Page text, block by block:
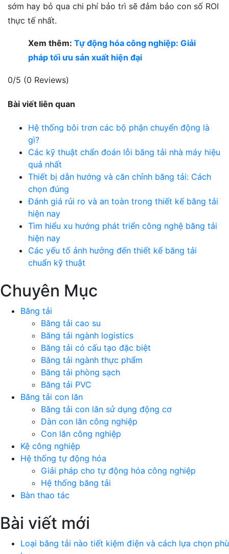
sớm hay bỏ qua chi phí bảo trì sẽ đảm bảo con số ROI
thực tế nhất.
Xem thêm: Tự động hóa công nghiệp: Giải
pháp tối ưu sản xuất hiện đại
0/5 (0 Reviews)
Bài viết liên quan
Hệ thống bôi trơn các bộ phận chuyển động là
gì?
Các kỹ thuật chẩn đoán lỗi băng tải nhà máy hiệu
quả nhất
Thiết bị dẫn hướng và căn chỉnh băng tải: Cách
chọn đúng
Đánh giá rủi ro và an toàn trong thiết kế băng tải
hiện nay
Tìm hiểu xu hướng phát triển công nghệ băng tải
hiện nay
Các yếu tố ảnh hưởng đến thiết kế băng tải
chuẩn kỹ thuật
Chuyên Mục
Băng tải
Băng tải cao su
Băng tải ngành logistics
Băng tải có cấu tạo đặc biệt
Băng tải ngành thực phẩm
Băng tải phòng sạch
Băng tải PVC
Băng tải con lăn
Băng tải con lăn sử dụng động cơ
Dàn con lăn công nghiệp
Con lăn công nghiệp
Kệ công nghiệp
Hệ thống tự động hóa
Giải pháp cho tự động hóa công nghiệp
Hệ thống băng tải
Bàn thao tác
Bài viết mới
Loại băng tải nào tiết kiệm điện và cách lựa chọn phù